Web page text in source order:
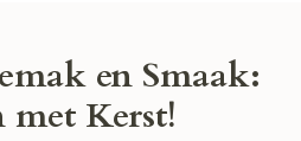
en Smaak:
met Kerst!